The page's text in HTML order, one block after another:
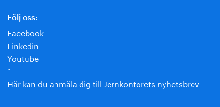
Följ oss:
Facebook
Linkedin
Youtube
¨
Här kan du anmäla dig till Jernkontorets nyhetsbrev